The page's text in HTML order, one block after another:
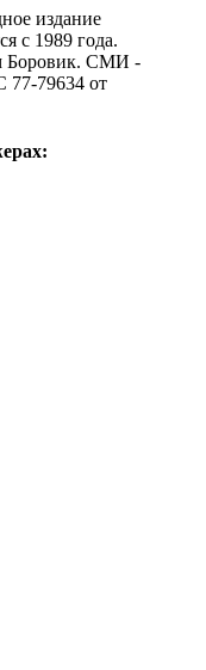
издание
с 1989 года.
Боровик. CМИ -
77-79634 от